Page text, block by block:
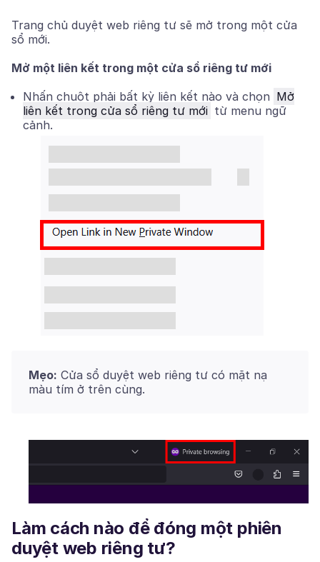
Trang chủ duyệt web riêng tư sẽ mở trong một cửa
sổ mới.
Mở một liên kết trong một cửa sổ riêng tư mới
Nhấn chuột phải bất kỳ liên kết nào và chọn Mở
liên kết trong cửa sổ riêng tư mới từ menu ngữ
cảnh.
Mẹo: Cửa sổ duyệt web riêng tư có mặt nạ
màu tím ở trên cùng.
Làm cách nào để đóng một phiên
duyệt web riêng tư?